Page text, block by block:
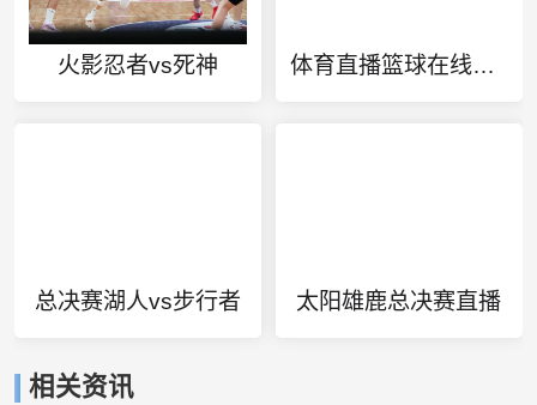
火影忍者vs死神 体育直播篮球在线直播
总决赛湖人vs步行者 太阳雄鹿总决赛直播
相关资讯